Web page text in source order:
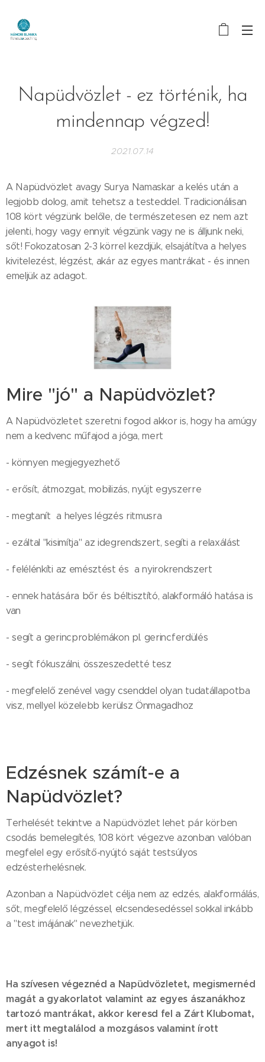
Napüdvözlet - ez történik, ha
mindennap végzed!
2021.07.14
A Napüdvözlet avagy Surya Namaskar a kelés után a
legjobb dolog, amit tehetsz a testeddel. Tradicionálisan
108 kört végzünk belőle, de természetesen ez nem azt
jelenti, hogy vagy ennyit végzünk vagy ne is álljunk neki,
sőt! Fokozatosan 2-3 körrel kezdjük, elsajátítva a helyes
kivitelezést, légzést, akár az egyes mantrákat - és innen
emeljük az adagot.
Mire "jó" a Napüdvözlet?
A Napüdvözletet szeretni fogod akkor is, hogy ha amúgy
nem a kedvenc műfajod a jóga, mert
- könnyen megjegyezhető
- erősít, átmozgat, mobilizás, nyújt egyszerre
- megtanít a helyes légzés ritmusra
- ezáltal "kisimítja" az idegrendszert, segíti a relaxálást
- felélénkíti az emésztést és a nyirokrendszert
- ennek hatására bőr és béltisztító, alakformáló hatása is
van
- segít a gerincproblémákon pl. gerincferdülés
- segít fókuszálni, összeszedetté tesz
- megfelelő zenével vagy csenddel olyan tudatállapotba
visz, mellyel közelebb kerülsz Önmagadhoz
Edzésnek számít-e a
Napüdvözlet?
Terhelését tekintve a Napüdvözlet lehet pár körben
csodás bemelegítés, 108 kört végezve azonban valóban
megfelel egy erősítő-nyújtó saját testsúlyos
edzésterhelésnek.
Azonban a Napüdvözlet célja nem az edzés, alakformálás,
sőt, megfelelő légzéssel, elcsendesedéssel sokkal inkább
a "test imájának" nevezhetjük.
Ha szívesen végeznéd a Napüdvözletet, megismernéd
magát a gyakorlatot valamint az egyes ászanákhoz
tartozó mantrákat, akkor keresd fel a Zárt Klubomat,
mert itt megtalálod a mozgásos valamint írott
anyagot is!